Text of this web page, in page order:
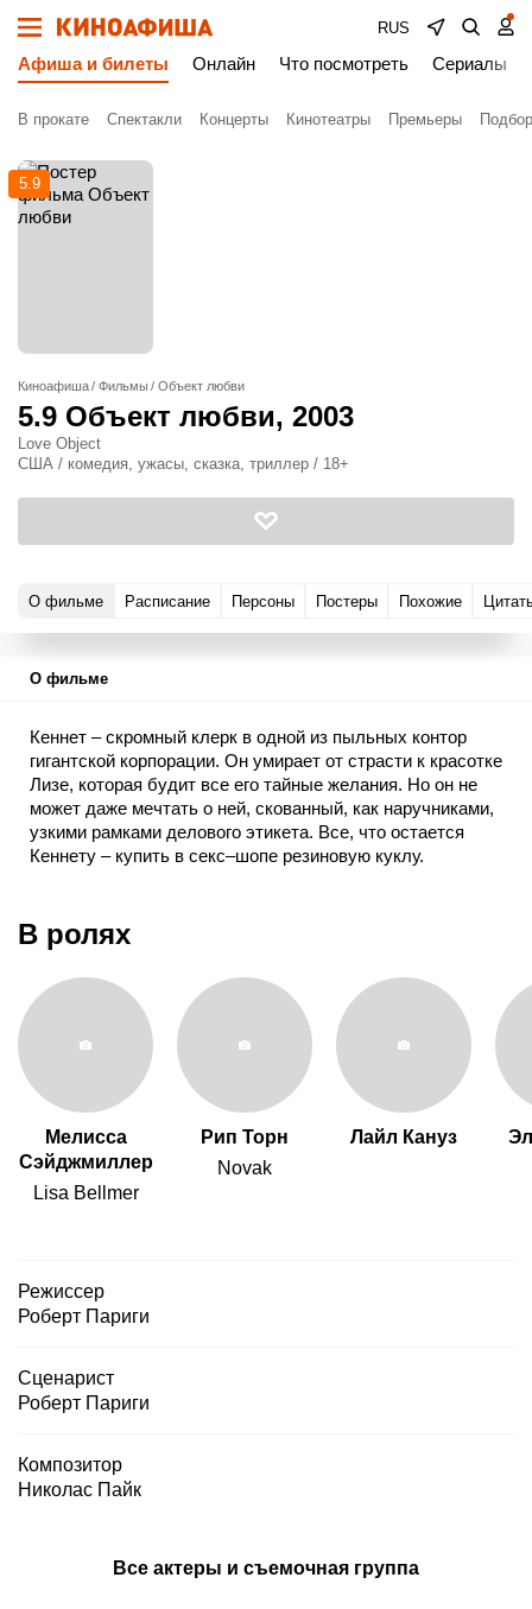
RUS
Афиша и билеты Онлайн Что посмотреть Сериалы
В прокате Спектакли Концерты Кинотеатры Премьеры
5.9
Киноафиша Фильмы Объект любви
5.9 Объект любви, 2003
Love Object
США / комедия, ужасы, сказка, триллер / 18+
О фильме Расписание Персоны Постеры Похожие
О фильме
Кеннет – скромный клерк в одной из пыльных контор
гигантской корпорации. Он умирает от страсти к красотке
Лизе, которая будит все его тайные желания. Но он не
может даже мечтать о ней, скованный, как наручниками,
узкими рамками делового этикета. Все, что остается
Кеннету – купить в секс–шопе резиновую куклу.
безумным сексуальным фантазиям Кеннета. Но вот
случилось чудо, и Лиза отвечает взаимностью Кеннету.
Однако его раздражают «капризы» живой красотки. Он
становится настоящим тираном, стремясь превратить
живого человека в резиновую сексуальную игрушку.
Секс делает из него маньяка…
В ролях
Мелисса
Сэйджмиллер
Lisa Bellmer
Рип Торн
Novak
Лайл Кануз
Режиссер
Роберт Париги
Сценарист
Роберт Париги
Композитор
Николас Пайк
Все актеры и съемочная группа